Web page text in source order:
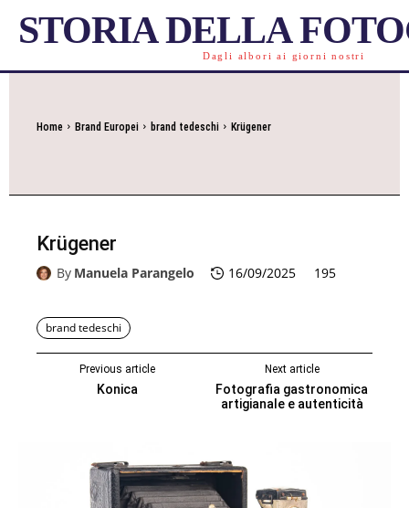
STORIA DELLA
Dagli albori ai giorni nostri
Home Brand Europei brand tedeschi Krügener
Krügener
By Manuela Parangelo 16/09/2025 195
brand tedeschi
Previous article
Konica
Next article
Fotografia gastronomica
artigianale e autenticità